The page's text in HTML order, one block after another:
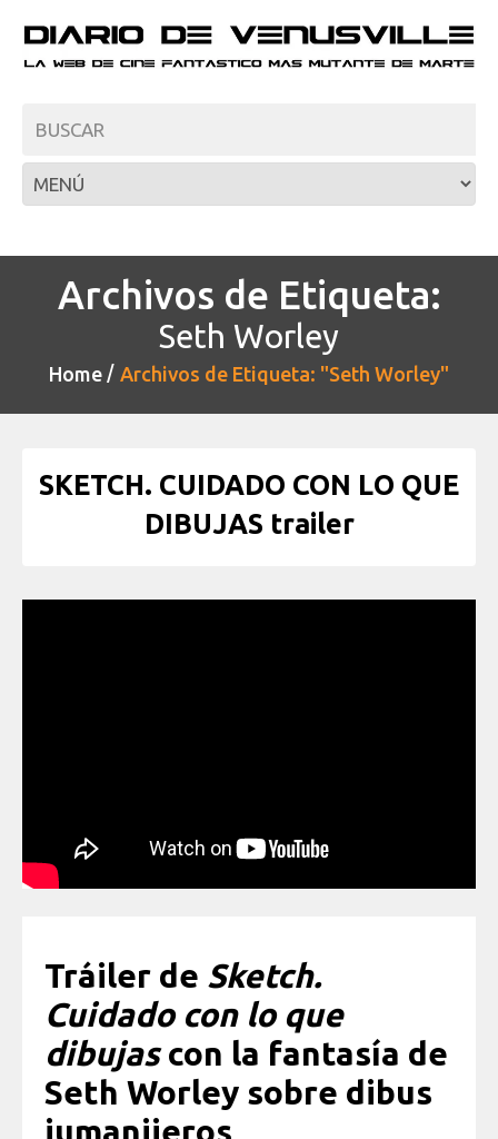
Archivos de Etiqueta:
Seth Worley
Home Archivos de Etiqueta: "Seth Worley"
SKETCH. CUIDADO CON LO QUE
DIBUJAS trailer
Tráiler de Sketch.
Cuidado con lo que
dibujascon la fantasía de
Seth Worley sobre dibus